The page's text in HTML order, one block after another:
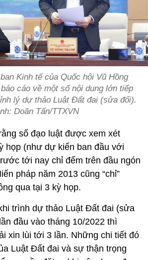
Kinh tế của Quốc hội Vũ Hồng
cáo về một số nội dung lớn tiếp
lý dự thảo Luật Đất đai (sửa đổi).
Doãn Tấn/TTXVN
số đạo luật được xem xét
họp (như dự kiến ban đầu với
tới nay chỉ đếm trên đầu ngón
pháp năm 2013 cũng “chỉ”
qua tại 3 kỳ họp.
trình dự thảo Luật Đất đai (sửa
đầu vào tháng 10/2022 thì
xin lùi tới 3 lần. Những chi tiết đó
Luật Đất đai và sự thận trọng